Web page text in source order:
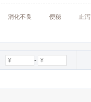
消化不良 便秘 止泻
-